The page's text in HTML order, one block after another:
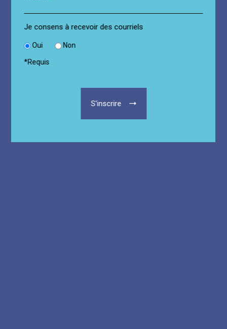
Je consens à recevoir des courriels
Oui Non
*Requis